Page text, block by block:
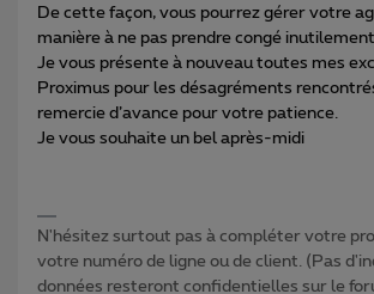
De cette façon, vous pourrez gérer votre
manière à ne pas prendre congé
Je vous présente à nouveau toutes mes
Proximus pour les désagréments
remercie d’avance pour votre patience.
Je vous souhaite un bel après-midi
N'hésitez surtout pas à compléter votre
votre numéro de ligne ou de client. (Pas
données resteront confidentielles sur le